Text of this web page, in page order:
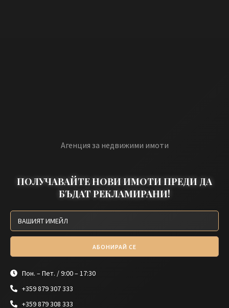
Агенция за недвижими имоти
ПОЛУЧАВАЙТЕ НОВИ ИМОТИ ПРЕДИ ДА
БЪДАТ РЕКЛАМИРАНИ!
АБОНИРАЙ СЕ
Пон. – Пет. / 9:00 – 17:30
+359 879 307 333
+359 879 308 333